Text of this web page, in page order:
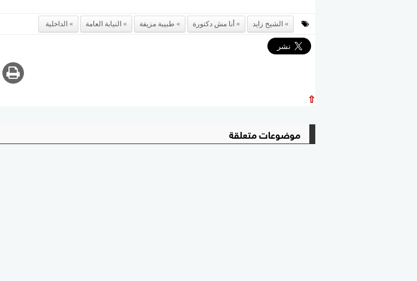
الشيخ زايد أنا مش دكتورة طبيبة مزيفة النيابة العامة الداخلية
⇧
موضوعات متعلقة